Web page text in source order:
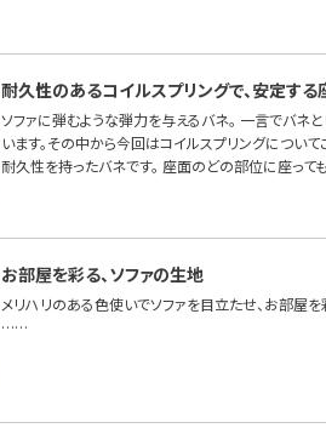
耐久性のあるコイルスプリングで、安定する
ソファに弾むような弾力を与えるバネ。 一言でバネ
います。その中から今回はコイルスプリングについ
耐久性を持ったバネです。 座面のどの部位に座っ
お部屋を彩る、ソファの生地
メリハリのある色使いでソファを目立たせ、お部屋
……